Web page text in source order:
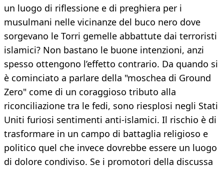
un luogo di riflessione e di preghiera per i
musulmani nelle vicinanze del buco nero dove
sorgevano le Torri gemelle abbattute dai terroristi
islamici? Non bastano le buone intenzioni, anzi
spesso ottengono l’effetto contrario. Da quando si
è cominciato a parlare della "moschea di Ground
Zero" come di un coraggioso tributo alla
riconciliazione tra le fedi, sono riesplosi negli Stati
Uniti furiosi sentimenti anti-islamici. Il rischio è di
trasformare in un campo di battaglia religioso e
politico quel che invece dovrebbe essere un luogo
di dolore condiviso. Se i promotori della discussa